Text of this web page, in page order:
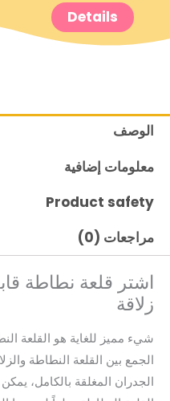
Details
الوصف
معلومات إضافية
Product safety
مراجعات (0)
اشتر قلعة نطاطة
زلاقة
شيء مميز للغاية هو القلعة
الجمع بين القلعة النطاطة
الجدران المغلقة بالكامل،